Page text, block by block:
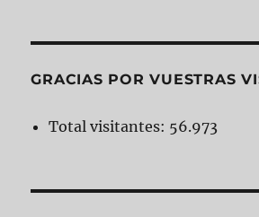
GRACIAS POR VUESTRAS
Total visitantes: 56.973